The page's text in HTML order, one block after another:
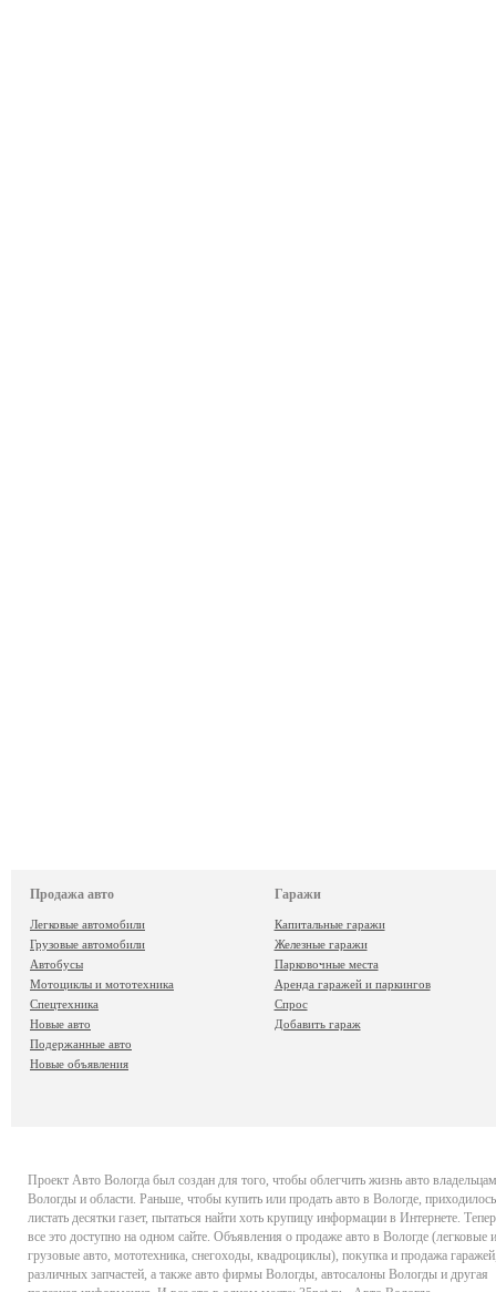
Продажа авто
Легковые автомобили
Грузовые автомобили
Автобусы
Мотоциклы и мототехника
Спецтехника
Новые авто
Подержанные авто
Новые объявления
Гаражи
Капитальные гаражи
Железные гаражи
Парковочные места
Аренда гаражей и паркингов
Спрос
Добавить гараж
Проект Авто Вологда был создан для того, чтобы облегчить жизнь авто владельцам
Вологды и области. Раньше, чтобы купить или продать авто в Вологде, приходилось
листать десятки газет, пытаться найти хоть крупицу информации в Интернете.
все это доступно на одном сайте. Объявления о продаже авто в Вологде (легковые и
грузовые авто, мототехника, снегоходы, квадроциклы), покупка и продажа
различных запчастей, а также авто фирмы Вологды, автосалоны Вологды и другая